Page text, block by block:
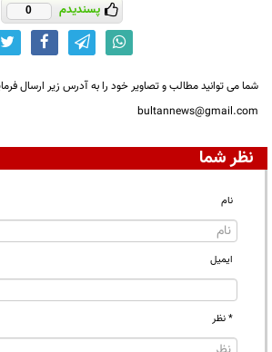
پسندیدم 0
شما می توانید مطالب و تصاویر خود را به آدرس زیر ارسال
bultannews@gmail.com
نظر شما
نام
ایمیل
* نظر